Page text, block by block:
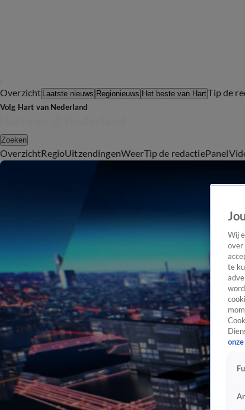
Overzicht Laatste nieuws Regionieuws Het beste van HartTip de
Volg Hart van Nederland
Zoeken
OverzichtRegioUitzendingenWeerTip de redactiePanel
Wij
over
te